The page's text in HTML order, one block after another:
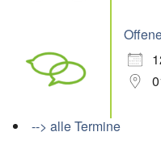
--> alle Termine